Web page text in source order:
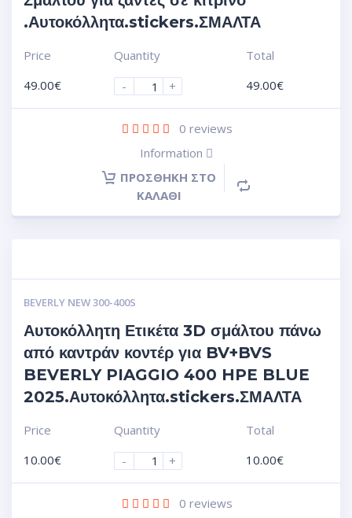
.Αυτοκόλλητα.stickers.ΣΜΑΛΤΑ
Price
49.00€
Quantity
-
+
Total
49.00€
0 reviews
Information
ΠΡΟΣΘΉΚΗ ΣΤΟ
ΚΑΛΆΘΙ
BEVERLY NEW 300-400S
Αυτοκόλλητη Ετικέτα 3D σμάλτου πάνω
από καντράν κοντέρ για BV+BVS
BEVERLY PIAGGIO 400 HPE BLUE
2025.Αυτοκόλλητα.stickers.ΣΜΑΛΤΑ
Price
10.00€
Quantity
-
+
Total
10.00€
0 reviews